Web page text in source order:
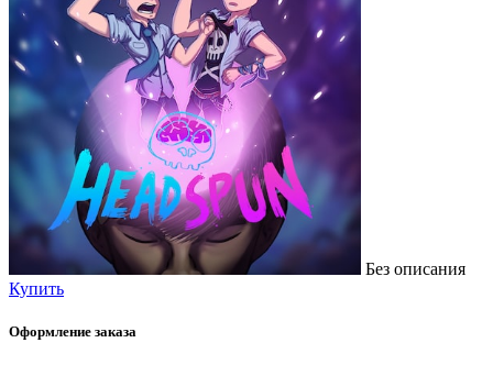
Без описания
Купить
Оформление заказа